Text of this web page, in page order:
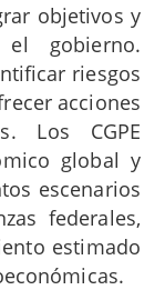
objetivos y
gobierno.
riesgos
acciones
Los CGPE
global y
escenarios
federales,
estimado